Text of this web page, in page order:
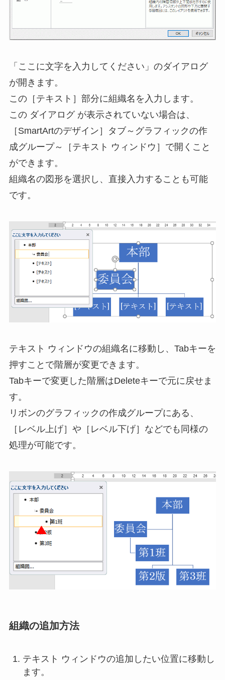
「ここに文字を入力してください」のダイアログ
が開きます。
この［テキスト］部分に組織名を入力します。
この ダイアログ が表示されていない場合は、
［SmartArtのデザイン］タブ～グラフィックの作
成グループ～［テキスト ウィンドウ］で開くこと
ができます。
組織名の図形を選択し、直接入力することも可能
です。
テキスト ウィンドウの組織名に移動し、Tabキーを
押すことで階層が変更できます。
Tabキーで変更した階層はDeleteキーで元に戻せま
す。
リボンのグラフィックの作成グループにある、
［レベル上げ］や［レベル下げ］などでも同様の
処理が可能です。
組織の追加方法
テキスト ウィンドウの追加したい位置に移動し
ます。